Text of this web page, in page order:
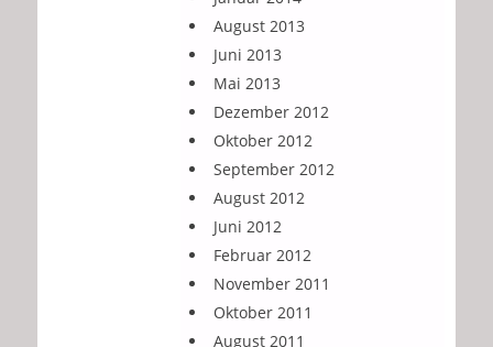
August 2013
Juni 2013
Mai 2013
Dezember 2012
Oktober 2012
September 2012
August 2012
Juni 2012
Februar 2012
November 2011
Oktober 2011
August 2011